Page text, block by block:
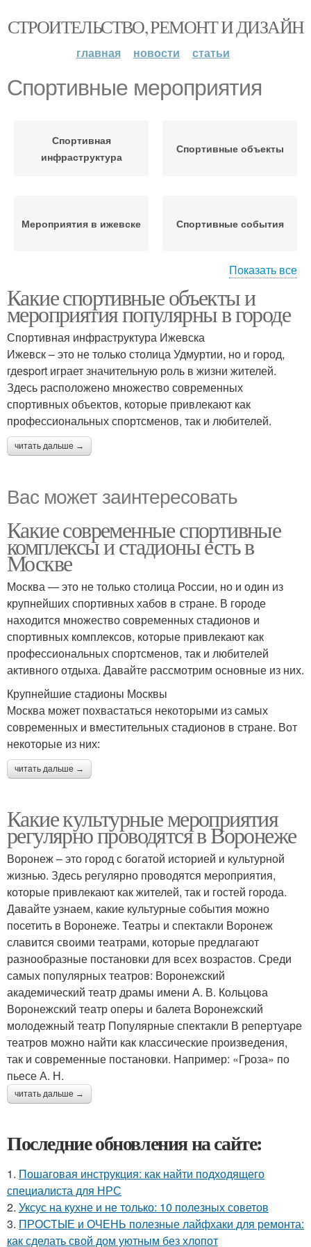
СТРОИТЕЛЬСТВО, РЕМОНТ И ДИЗАЙН
главная новости статьи
Спортивные мероприятия
Спортивная
инфраструктура
Спортивные объекты
Мероприятия в ижевске Спортивные события
мероприятие
Показать все
Какие спортивные объекты и
мероприятия популярны в городе
Спортивная инфраструктура Ижевска
Ижевск – это не только столица Удмуртии, но и город,
гдеsport играет значительную роль в жизни жителей.
Здесь расположено множество современных
спортивных объектов, которые привлекают как
профессиональных спортсменов, так и любителей.
читать дальше →
Вас может заинтересовать
Какие современные спортивные
комплексы и стадионы есть в
Москве
Москва — это не только столица России, но и один из
крупнейших спортивных хабов в стране. В городе
находится множество современных стадионов и
спортивных комплексов, которые привлекают как
профессиональных спортсменов, так и любителей
активного отдыха. Давайте рассмотрим основные из них.
Крупнейшие стадионы Москвы
Москва может похвастаться некоторыми из самых
современных и вместительных стадионов в стране. Вот
некоторые из них:
читать дальше →
Какие культурные мероприятия
регулярно проводятся в Воронеже
Воронеж – это город с богатой историей и культурной
жизнью. Здесь регулярно проводятся мероприятия,
которые привлекают как жителей, так и гостей города.
Давайте узнаем, какие культурные события можно
посетить в Воронеже. Театры и спектакли Воронеж
славится своими театрами, которые предлагают
разнообразные постановки для всех возрастов. Среди
самых популярных театров: Воронежский
академический театр драмы имени А. В. Кольцова
Воронежский театр оперы и балета Воронежский
молодежный театр Популярные спектакли В репертуаре
театров можно найти как классические произведения,
так и современные постановки. Например: «Гроза» по
пьесе А. Н.
читать дальше →
Последние обновления на сайте:
1. Пошаговая инструкция: как найти подходящего
специалиста для НРС
2. Уксус на кухне и не только: 10 полезных советов
3. ПРОСТЫЕ и ОЧЕНЬ полезные лайфхаки для ремонта:
как сделать свой дом уютным без хлопот